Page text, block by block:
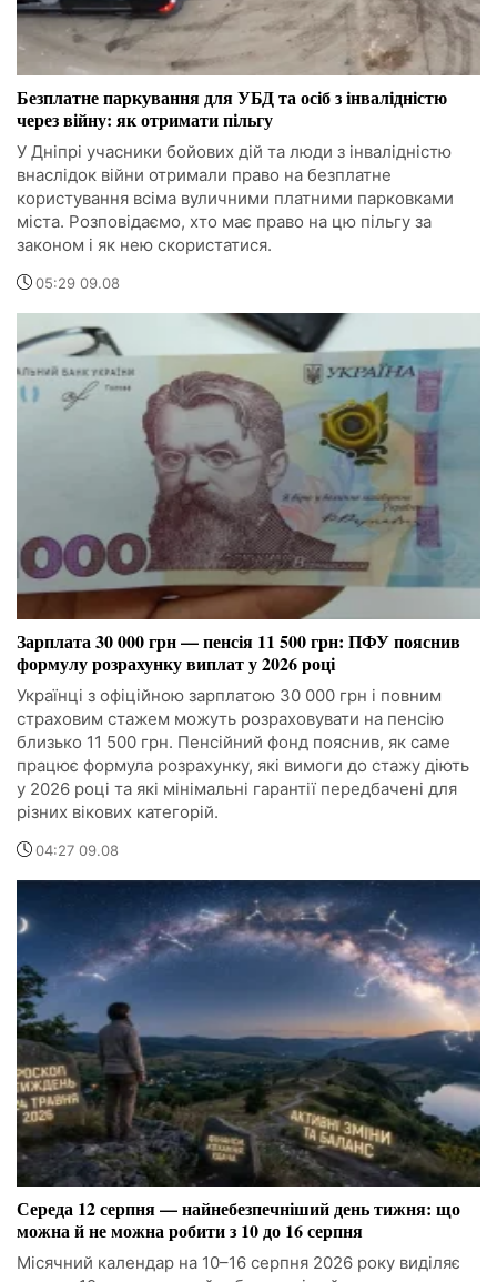
Безплатне паркування для УБД та осіб з інвалідністю
через війну: як отримати пільгу
У Дніпрі учасники бойових дій та люди з інвалідністю
внаслідок війни отримали право на безплатне
користування всіма вуличними платними парковками
міста. Розповідаємо, хто має право на цю пільгу за
законом і як нею скористатися.
05:29 09.08
Зарплата 30 000 грн — пенсія 11 500 грн: ПФУ пояснив
формулу розрахунку виплат у 2026 році
Українці з офіційною зарплатою 30 000 грн і повним
страховим стажем можуть розраховувати на пенсію
близько 11 500 грн. Пенсійний фонд пояснив, як саме
працює формула розрахунку, які вимоги до стажу діють
у 2026 році та які мінімальні гарантії передбачені для
різних вікових категорій.
04:27 09.08
Середа 12 серпня — найнебезпечніший день тижня: що
можна й не можна робити з 10 до 16 серпня
Місячний календар на 10–16 серпня 2026 року виділяє